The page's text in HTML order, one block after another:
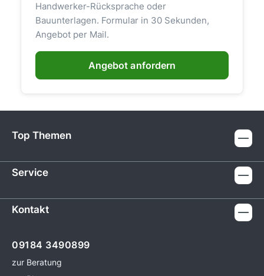
Handwerker-Rücksprache oder
Bauunterlagen. Formular in 30 Sekunden,
Angebot per Mail.
Angebot anfordern
Top Themen
Service
Kontakt
09184 3490899
zur Beratung